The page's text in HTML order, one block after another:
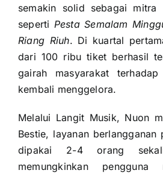
semakin solid sebagai mitra
seperti Pesta Semalam
Riang Riuh. Di kuartal
dari 100 ribu tiket berhasil
gairah masyarakat
kembali menggelora.
Melalui Langit Musik, Nuon
Bestie, layanan berlangganan
dipakai 2-4 orang
memungkinkan pengguna